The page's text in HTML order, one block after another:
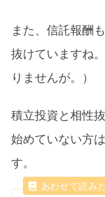
また、信託報酬
抜けていますね
りませんが。）
積立投資と相性
始めていない方
す。